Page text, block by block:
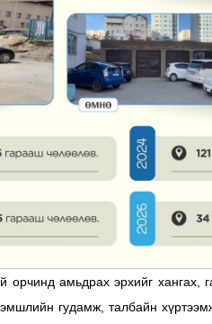
орчинд амьдрах эрхийг хангах,
гудамж, талбайн